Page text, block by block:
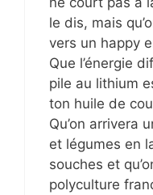
le dis, mais
vers un happy
Que l’énergie
pile au lithium
ton huile de
Qu’on arrivera
et légumes en
souches et
polyculture